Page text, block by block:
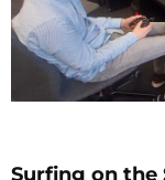
Surfing on the